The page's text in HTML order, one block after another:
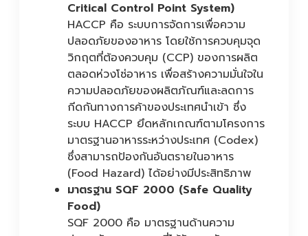
Critical Control Point System)
HACCP คือ ระบบการจัดการเพื่อความ
ปลอดภัยของอาหาร โดยใช้การควบคุมจุด
วิกฤตที่ต้องควบคุม (CCP) ของการผลิต
ตลอดห่วงโซ่อาหาร เพื่อสร้างความมั่นใจใน
ความปลอดภัยของผลิตภัณฑ์และลดการ
กีดกันทางการค้าของประเทศนำเข้า ซึ่ง
ระบบ HACCP ยึดหลักเกณฑ์ตามโครงการ
มาตรฐานอาหารระหว่างประเทศ (Codex)
ซึ่งสามารถป้องกันอันตรายในอาหาร
(Food Hazard) ได้อย่างมีประสิทธิภาพ
มาตรฐาน SQF 2000 (Safe Quality
Food)
SQF 2000 คือ มาตรฐานด้านความ